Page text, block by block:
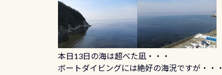
本日13日の海は超べた凪・・・
ボートダイビングには絶好の海況ですが・・・